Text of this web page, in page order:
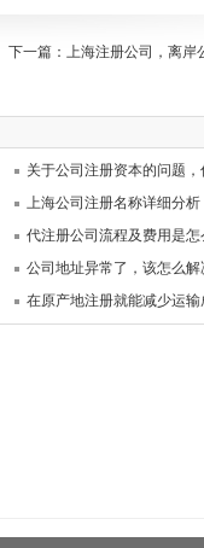
下一篇： 上海注册公司，离岸
关于公司注册资本的问题
上海公司注册名称详细分析
代注册公司流程及费用是怎
公司地址异常了，该怎么解
在原产地注册就能减少运输